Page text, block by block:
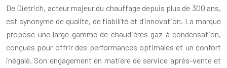
De Dietrich, acteur majeur du chauffage depuis plus de 300 ans,
est synonyme de qualité, de fiabilité et d’innovation. La marque
propose une large gamme de chaudières gaz à condensation,
conçues pour offrir des performances optimales et un confort
inégalé. Son engagement en matière de service après-vente et